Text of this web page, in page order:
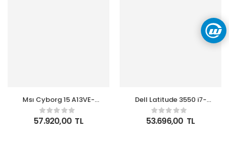
Msı Cyborg 15 A13VE-
1479XTR i7-13620H 16GB
512GB RTX4050 6GB
15.6 inç 144Hz Full HD
57.920,00 TL
Dell Latitude 3550 i7-
1355U 16GB 512GB 15.6″
FHD
N010L355015EMEA_VP_UBU
53.696,00 TL